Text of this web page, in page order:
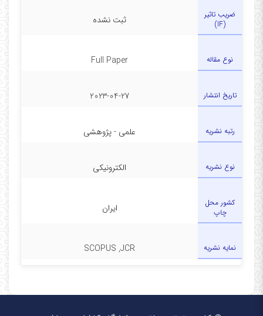
ضریب تاثیر
(IF)
ثبت نشده
نوع مقاله Full Paper
تاریخ انتشار 2023-04-27
رتبه نشریه علمی - پژوهشی
نوع نشریه الکترونیکی
کشور محل
چاپ
ایران
نمایه نشریه SCOPUS ,JCR